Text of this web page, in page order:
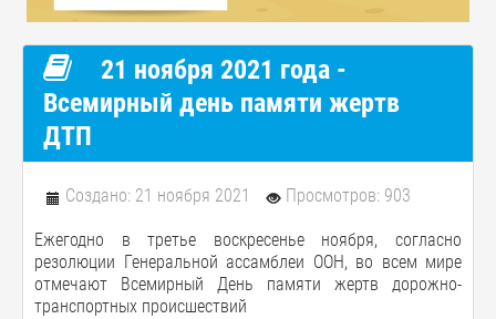
21 ноября 2021 года -
Всемирный день памяти жертв
ДТП
Создано: 21 ноября 2021 Просмотров: 903
Ежегодно в третье воскресенье ноября, согласно
резолюции Генеральной ассамблеи ООН, во всем мире
отмечают Всемирный День памяти жертв дорожно-
транспортных происшествий